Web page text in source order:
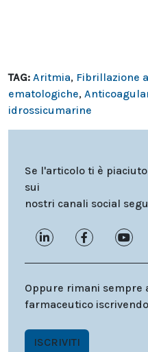
TAG: Aritmia, Fibrillazione
ematologiche,
idrossicumarine
Se l'articolo ti è
sui
nostri canali social
Oppure rimani sempre
farmaceutico
ISCRIVITI